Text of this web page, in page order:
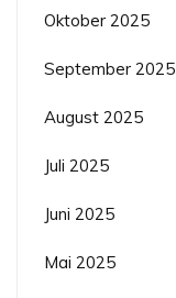
Oktober 2025
September 2025
August 2025
Juli 2025
Juni 2025
Mai 2025